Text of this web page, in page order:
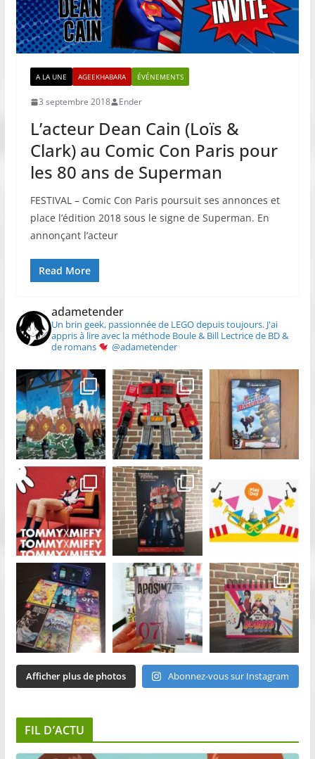
A LA UNE AGEEKHABARA ÉVÉNEMENTS
3 septembre 2018 Ender
L’acteur Dean Cain (Loïs &
Clark) au Comic Con Paris pour
les 80 ans de Superman
FESTIVAL – Comic Con Paris poursuit ses annonces et
place l’édition 2018 sous le signe de Superman. En
annonçant l’acteur
Read More
adametender
Un brin geek, passionnée de LEGO depuis toujours.J'ai
appris à lire avec la méthode Boule & Bill Lectrice de BD &
de romans
@adametender
Afficher plus de photos Abonnez-vous sur Instagram
FIL D’ACTU